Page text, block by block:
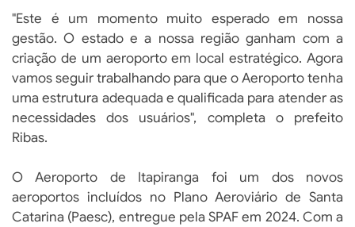
"Este é um momento muito esperado em nossa
gestão. O estado e a nossa região ganham com a
criação de um aeroporto em local estratégico. Agora
vamos seguir trabalhando para que o Aeroporto tenha
uma estrutura adequada e qualificada para atender as
necessidades dos usuários", completa o prefeito
Ribas.
O Aeroporto de Itapiranga foi um dos novos
aeroportos incluídos no Plano Aeroviário de Santa
Catarina (Paesc), entregue pela SPAF em 2024. Com a